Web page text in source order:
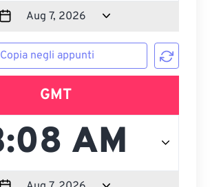
Copia negli appunti
GMT